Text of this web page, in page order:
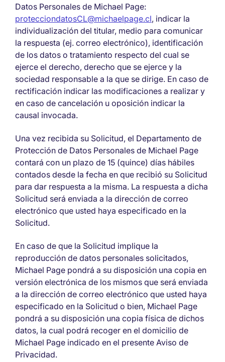
Datos Personales de Michael Page:
protecciondatosCL@michaelpage.cl, indicar la
individualización del titular, medio para comunicar
la respuesta (ej. correo electrónico), identificación
de los datos o tratamiento respecto del cual se
ejerce el derecho, derecho que se ejerce y la
sociedad responsable a la que se dirige. En caso de
rectificación indicar las modificaciones a realizar y
en caso de cancelación u oposición indicar la
causal invocada.
Una vez recibida su Solicitud, el Departamento de
Protección de Datos Personales de Michael Page
contará con un plazo de 15 (quince) días hábiles
contados desde la fecha en que recibió su Solicitud
para dar respuesta a la misma. La respuesta a dicha
Solicitud será enviada a la dirección de correo
electrónico que usted haya especificado en la
Solicitud.
En caso de que la Solicitud implique la
reproducción de datos personales solicitados,
Michael Page pondrá a su disposición una copia en
versión electrónica de los mismos que será enviada
a la dirección de correo electrónico que usted haya
especificado en la Solicitud o bien, Michael Page
pondrá a su disposición una copia física de dichos
datos, la cual podrá recoger en el domicilio de
Michael Page indicado en el presente Aviso de
Privacidad.